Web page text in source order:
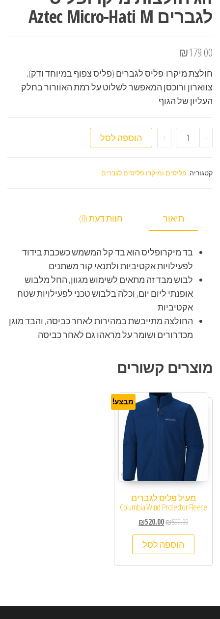
לגברים Aztec Micro-Hati M
₪179.00
חולצת מיקרו-פליס לגברים (פליס צפוף במיוחד ודק),
צווארון ורוכסן המאפשר לשלוט על רמת האוורור בחלק
העליון של הגוף
- כמות של זוג חולצות מיקרופליס לגברים Aztec Micro-Hati M
+ הוספה לסל
קטגוריה: פליסים ומיקרו פליסים לגברים
תיאור חוות דעת (0)
בד מיקרופליס הוא בד קל המשמש כשכבת בידוד
לפעילויות אקטיביות ולתנאי קור משתנים
לבוש מבד זה מתאים לשימוש מגוון, החל מלבוש
אופנתי ליום יום, וכלה בלבוש טכני לפעילויות שטח
אקטיביות
החולצה מתייבשת במהירות לאחר כביסה, והבד מוגן
מכדרורים ושומר על מראהו גם לאחר כביסה
מוצרים קשורים
מבצע!
מעיל פליס לגברים
Columbia Wind Protector Fleece
₪599.00
₪520.00
הוספה לסל